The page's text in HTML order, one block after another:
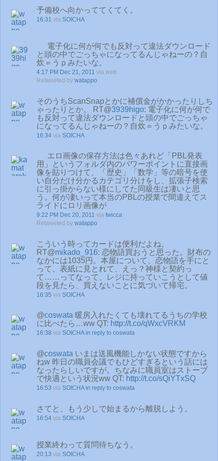
予備校へ向かっててくてく。
16:31 via SOICHA
電子化に何が何でも反対って違法ダウンロード
と頭の中でごっちゃになってるんじゃねーの？自
炊＝うｐみたいな。
4:17 PM Dec 21, 2011 via web
Retweeted by watappo
そのうちScanSnapとかに補償金がかかったりしち
ゃったりとか。 RT@3939higo: 電子化に何が何で
も反対って違法ダウンロードと頭の中でごっちゃ
になってるんじゃねーの？自炊＝うｐみたいな。
16:34 via SOICHA
エロ画像の保存方法は色々あれど「PBL発表
用」というフォルダ内のパワーポイントに直接画
像を貼りつけて、「歴史」「数学」等の暗号を使
い自分だけ分かるカテゴリ分けをし、拡張子検索
に引っ掛からない様にしてた同級生は凄いと思
う。何が凄いって本当のPBLの授業で間違えてス
ライドにロリ画像が
9:22 PM Dec 20, 2011 via twicca
Retweeted by watappo
こういう時ってカードは便利だよね。
RT@mikado_916: 恋物語買おうと思った。財布の
なかには1035円。本屋について、恋物語を手にと
って、表紙に見とれて、えっ？神様と契約っ
て……ってなって、レジに持っていこうとして値
段を見たら、買えないことに気づいて帰宅。
16:35 via SOICHA
@coswata 暖房入れたくても壊れてるうちの学校
に比べたら…ww QT: http://t.co/qWxcVRKM
16:38 via SOICHA in reply to coswata
@coswata いまは送風機能しかない状態ですから
ねw 昨日の職員会議でもひどすぎるという話には
なったらしいですが。ちなみに職員室はストーブ
で快適という状況ww QT: http://t.co/sQiYTxSQ
16:53 via SOICHA in reply to coswata
さてと、もう少しで始まるから離脱しよう。
16:54 via SOICHA
授業終わって質問待ちなう。
20:13 via SOICHA